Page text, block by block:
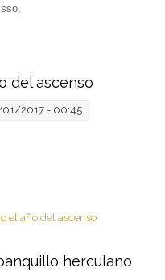
del ascenso
01/2017 - 00:45
el año del ascenso
herculano